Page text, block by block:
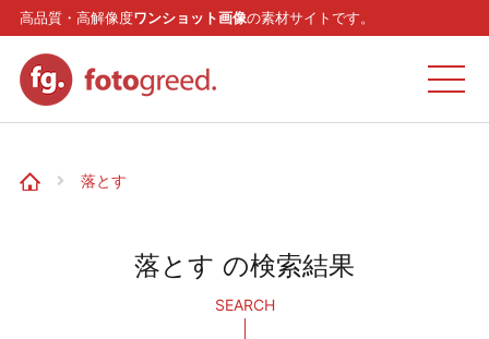
高品質・高解像度ワンショット画像の素材サイトです。
落とす
落とす の検索結果
SEARCH